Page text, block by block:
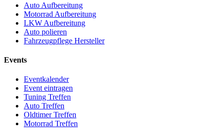
Auto Aufbereitung
Motorrad Aufbereitung
LKW Aufbereitung
Auto polieren
Fahrzeugpflege Hersteller
Events
Eventkalender
Event eintragen
Tuning Treffen
Auto Treffen
Oldtimer Treffen
Motorrad Treffen